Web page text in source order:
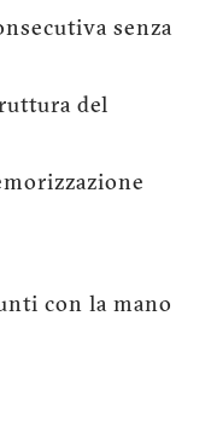
senza
del
con la mano